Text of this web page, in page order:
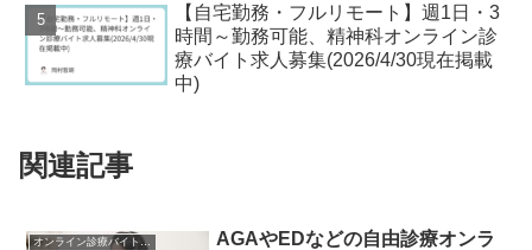
【自宅勤務・フルリモート】週1日・3
時間～勤務可能、精神科オンライン診
療バイト求人募集(2026/4/30現在掲載
中)
関連記事
オンライン診療バイトの注意点
AGAやEDなどの自由診療オンラ